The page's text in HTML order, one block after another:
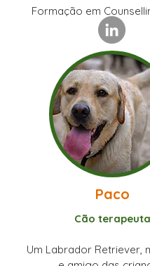
Formação em
Paco
Cão terapeuta
Um Labrador Retriever,